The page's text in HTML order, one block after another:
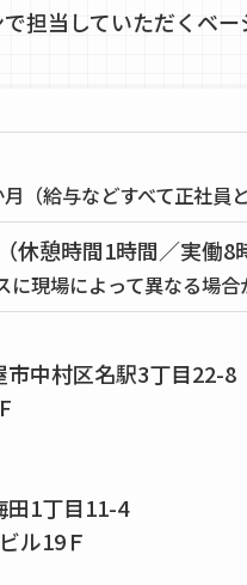
担当していただくベ
（給与などすべて正社員と
休憩時間1時間／実働8
に現場によって異なる場合
市中村区名駅3丁目22-8
田1丁目11-4
ル19Ｆ